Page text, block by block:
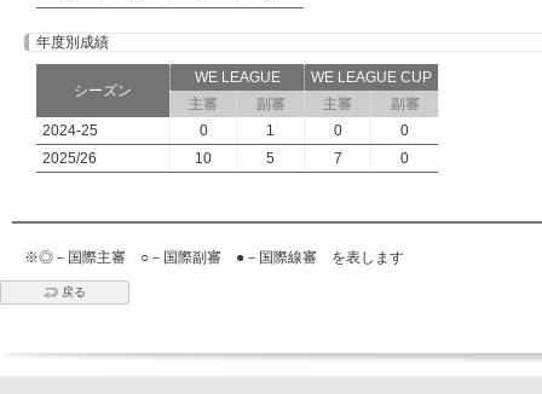
年度別成績
シーズン
WE LEAGUE
WE LEAGUE CUP
主審
副審 主審
副審
2024-25
0 1 0
0
2025/26
10 5 7 0
※◎－国際主審 ○－国際副審 ●－国際線審 を表します
戻る